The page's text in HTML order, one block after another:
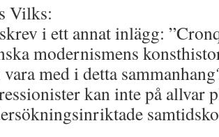
Vilks:
i ett annat inlägg:
modernismens
med i detta
kan inte på allvar